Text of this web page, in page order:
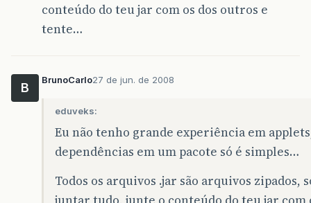
conteúdo do teu jar com os dos outros e
tente…
B
BrunoCarlo27 de jun. de 2008
eduveks:
Eu não tenho grande experiência em
dependências em um pacote só é simples…
Todos os arquivos .jar são arquivos zipados,